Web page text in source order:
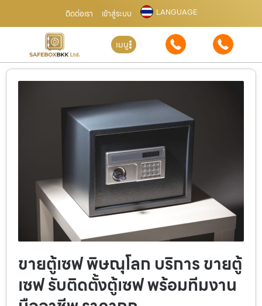
ติดต่อเรา เข้าสู่ระบบ LANGUAGE
เมนู
ขายตู้เซฟ พิษณุโลก บริการ ขายตู้
เซฟ รับติดตั้งตู้เซฟ พร้อมทีมงาน